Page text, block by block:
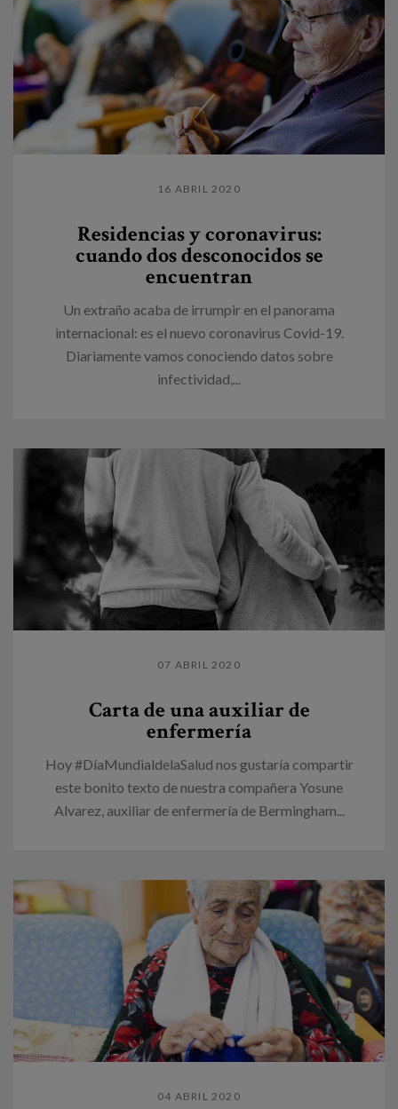
16 ABRIL 2020
Residencias y coronavirus:
cuando dos desconocidos se
encuentran
Un extraño acaba de irrumpir en el panorama
internacional: es el nuevo coronavirus Covid-19.
Diariamente vamos conociendo datos sobre
infectividad,...
07 ABRIL 2020
Carta de una auxiliar de
enfermería
Hoy #DíaMundialdelaSalud nos gustaría compartir
este bonito texto de nuestra compañera Yosune
Alvarez, auxiliar de enfermería de Bermingham...
04 ABRIL 2020